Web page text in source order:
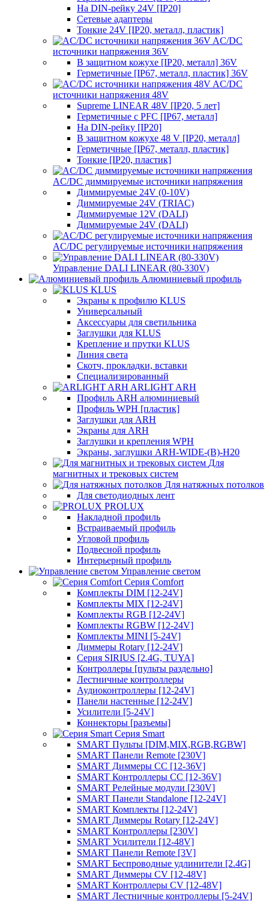
На DIN-рейку 24V [IP20]
Сетевые адаптеры
Тонкие 24V [IP20, металл, пластик]
AC/DC
источники напряжения 36V
В защитном кожухе [IP20, металл] 36V
Герметичные [IP67, металл, пластик] 36V
AC/DC
источники напряжения 48V
Supreme LINEAR 48V [IP20, 5 лет]
Герметичные с PFC [IP67, металл]
На DIN-рейку [IP20]
В защитном кожухе 48 V [IP20, металл]
Герметичные [IP67, металл, пластик]
Тонкие [IP20, пластик]
AC/DC диммируемые источники напряжения
Диммируемые 24V (0-10V)
Диммируемые 24V (TRIAC)
Диммируемые 12V (DALI)
Диммируемые 24V (DALI)
AC/DC регулируемые источники напряжения
Управление DALI LINEAR (80-330V)
Алюминиевый профиль
KLUS
Экраны к профилю KLUS
Универсальный
Аксессуары для светильника
Заглушки для KLUS
Крепление и прутки KLUS
Линия света
Скотч, прокладки, вставки
Специализированный
ARLIGHT ARH
Профиль ARH алюминиевый
Профиль WPH [пластик]
Заглушки для ARH
Экраны для ARH
Заглушки и крепления WPH
Экраны, заглушки ARH-WIDE-(B)-H20
Для
магнитных и трековых систем
Для натяжных потолков
Для светодиодных лент
PROLUX
Накладной профиль
Встраиваемый профиль
Угловой профиль
Подвесной профиль
Интерьерный профиль
Управление светом
Серия Comfort
Комплекты DIM [12-24V]
Комплекты MIX [12-24V]
Комплекты RGB [12-24V]
Комплекты RGBW [12-24V]
Комплекты MINI [5-24V]
Диммеры Rotary [12-24V]
Серия SIRIUS [2.4G, TUYA]
Контроллеры [пульты раздельно]
Лестничные контроллеры
Аудиоконтроллеры [12-24V]
Панели настенные [12-24V]
Усилители [5-24V]
Коннекторы [разъемы]
Серия Smart
SMART Пульты [DIM,MIX,RGB,RGBW]
SMART Панели Remote [230V]
SMART Диммеры CC [12-36V]
SMART Контроллеры CC [12-36V]
SMART Релейные модули [230V]
SMART Панели Standalone [12-24V]
SMART Комплекты [12-24V]
SMART Диммеры Rotary [12-24V]
SMART Контроллеры [230V]
SMART Усилители [12-48V]
SMART Панели Remote [3V]
SMART Беспроводные удлинители [2.4G]
SMART Диммеры CV [12-48V]
SMART Контроллеры CV [12-48V]
SMART Лестничные контроллеры [5-24V]